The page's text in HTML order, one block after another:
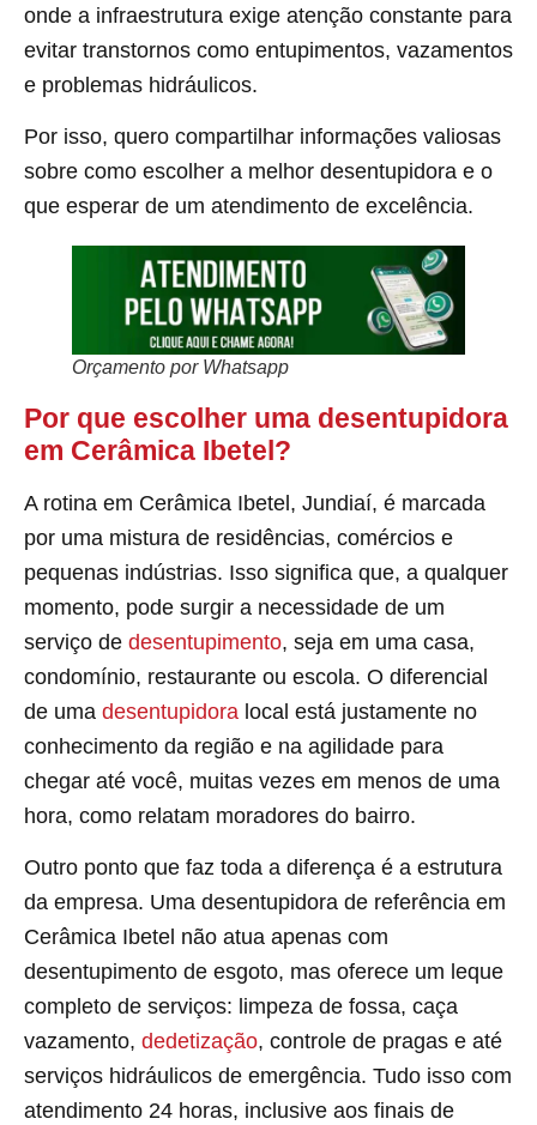
onde a infraestrutura exige atenção constante para
evitar transtornos como entupimentos, vazamentos
e problemas hidráulicos.
Por isso, quero compartilhar informações valiosas
sobre como escolher a melhor desentupidora e o
que esperar de um atendimento de excelência.
Orçamento por Whatsapp
Por que escolher uma desentupidora
em Cerâmica Ibetel?
A rotina em Cerâmica Ibetel, Jundiaí, é marcada
por uma mistura de residências, comércios e
pequenas indústrias. Isso significa que, a qualquer
momento, pode surgir a necessidade de um
serviço de desentupimento, seja em uma casa,
condomínio, restaurante ou escola. O diferencial
de uma desentupidora local está justamente no
conhecimento da região e na agilidade para
chegar até você, muitas vezes em menos de uma
hora, como relatam moradores do bairro.
Outro ponto que faz toda a diferença é a estrutura
da empresa. Uma desentupidora de referência em
Cerâmica Ibetel não atua apenas com
desentupimento de esgoto, mas oferece um leque
completo de serviços: limpeza de fossa, caça
vazamento, dedetização, controle de pragas e até
serviços hidráulicos de emergência. Tudo isso com
atendimento 24 horas, inclusive aos finais de